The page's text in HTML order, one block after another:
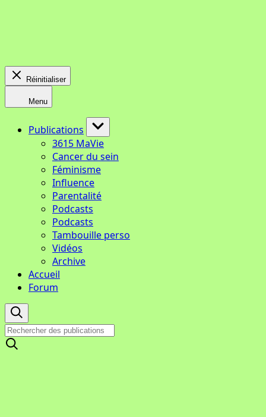
Réinitialiser
Menu
Publications
3615 MaVie
Cancer du sein
Féminisme
Influence
Parentalité
Podcasts
Podcasts
Tambouille perso
Vidéos
Archive
Accueil
Forum